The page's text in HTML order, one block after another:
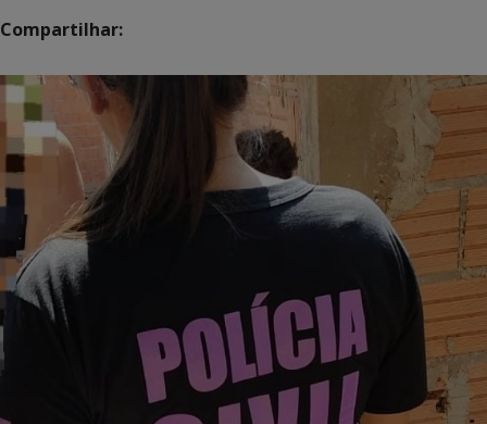
Compartilhar: